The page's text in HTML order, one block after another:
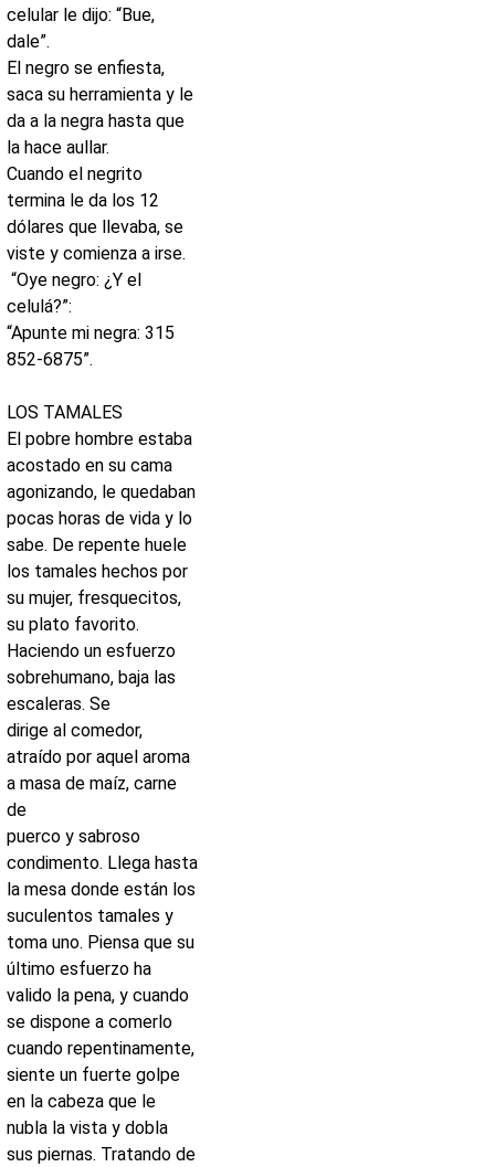
celular le dijo: “Bue,
dale”.
El negro se enfiesta,
saca su herramienta y le
da a la negra hasta que
la hace aullar.
Cuando el negrito
termina le da los 12
dólares que llevaba, se
viste y comienza a irse.
“Oye negro: ¿Y el
celulá?”:
“Apunte mi negra: 315
852-6875”.
LOS TAMALES
El pobre hombre estaba
acostado en su cama
agonizando, le quedaban
pocas horas de vida y lo
sabe. De repente huele
los tamales hechos por
su mujer, fresquecitos,
su plato favorito.
Haciendo un esfuerzo
sobrehumano, baja las
escaleras. Se
dirige al comedor,
atraído por aquel aroma
a masa de maíz, carne
de
puerco y sabroso
condimento. Llega hasta
la mesa donde están los
suculentos tamales y
toma uno. Piensa que su
último esfuerzo ha
valido la pena, y cuando
se dispone a comerlo
cuando repentinamente,
siente un fuerte golpe
en la cabeza que le
nubla la vista y dobla
sus piernas. Tratando de